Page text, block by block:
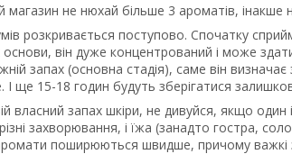
не нюхай більше 3 ароматів,
розкривається поступово. Спочатку
він дуже концентрований і може
запах (основна стадія), саме він
І ще 15-18 годин будуть зберігатися
власний запах шкіри, не дивуйся, якщо один
захворювання, і їжа (занадто гостра,
поширюються швидше, причому важкі